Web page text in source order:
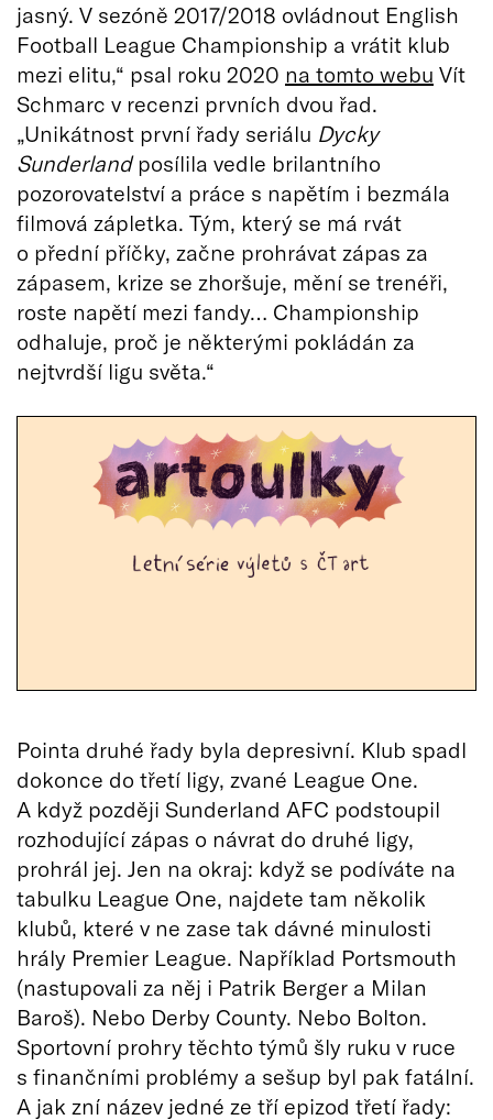
jasný. V sezóně 2017/2018 ovládnout English
Football League Championship a vrátit klub
mezi elitu,“ psal roku 2020 na tomto webu Vít
Schmarc v recenzi prvních dvou řad.
„Unikátnost první řady seriálu Dycky
Sunderlandposílila vedle brilantního
pozorovatelství a práce s napětím i bezmála
filmová zápletka. Tým, který se má rvát
o přední příčky, začne prohrávat zápas za
zápasem, krize se zhoršuje, mění se trenéři,
roste napětí mezi fandy… Championship
odhaluje, proč je některými pokládán za
nejtvrdší ligu světa.“
Pointa druhé řady byla depresivní. Klub spadl
dokonce do třetí ligy, zvané League One.
A když později Sunderland AFC podstoupil
rozhodující zápas o návrat do druhé ligy,
prohrál jej. Jen na okraj: když se podíváte na
tabulku League One, najdete tam několik
klubů, které v ne zase tak dávné minulosti
hrály Premier League. Například Portsmouth
(nastupovali za něj i Patrik Berger a Milan
Baroš). Nebo Derby County. Nebo Bolton.
Sportovní prohry těchto týmů šly ruku v ruce
s finančními problémy a sešup byl pak fatální.
A jak zní název jedné ze tří epizod třetí řady: